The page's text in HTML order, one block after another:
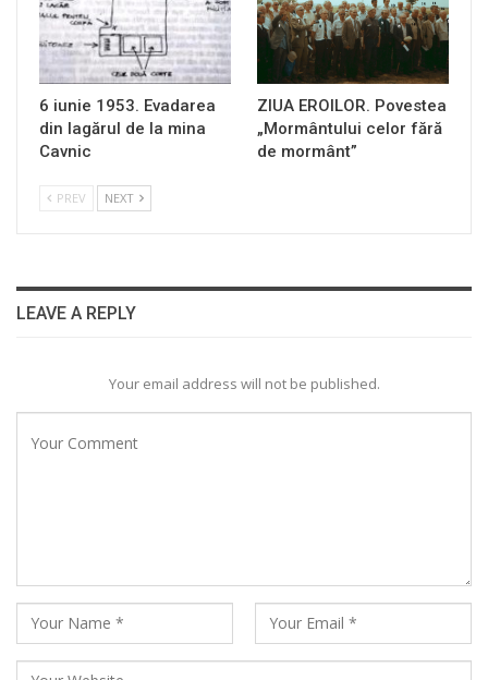
6 iunie 1953. Evadarea
din lagărul de la mina
Cavnic
ZIUA EROILOR. Povestea
„Mormântului celor fără
de mormânt”
PREV NEXT
LEAVE A REPLY
Your email address will not be published.